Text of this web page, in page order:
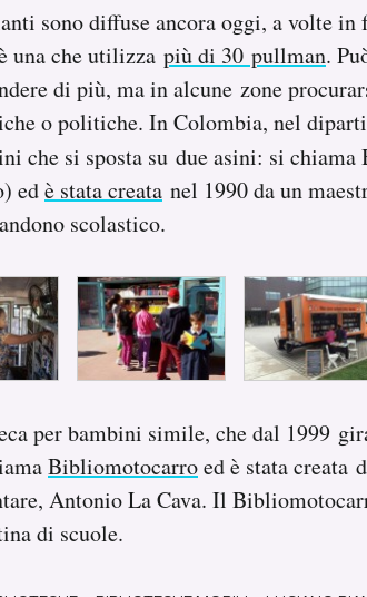
sono diffuse ancora oggi, a volte in
una che utilizza più di 30 pullman.
di più, ma in alcune zone
o politiche. In Colombia, nel
che si sposta su due asini: si
edè stata creata nel 1990 da un
scolastico.
per bambini simile, che dal 1999
Bibliomotocarroed è stata creata
Antonio La Cava. Il
di scuole.